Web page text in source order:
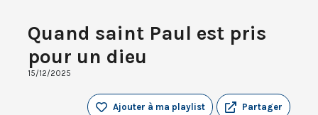
Quand saint Paul est pris
pour un dieu
15/12/2025
Partager
Ajouter à ma playlist